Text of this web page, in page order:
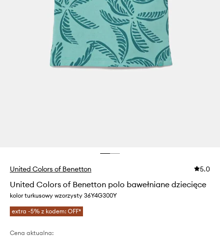
United Colors of Benetton 5.0
United Colors of Benetton polo bawełniane dziecięce
kolor turkusowy wzorzysty 36Y4G300Y
extra -5% z kodem: OFF*
Cena aktualna: